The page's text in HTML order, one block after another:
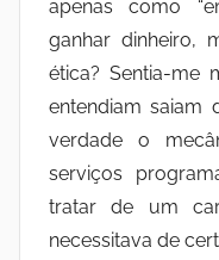
apenas como
ganhar dinheiro,
ética? Sentia-me
entendiam saiam
verdade o
serviços
tratar de um
necessitava de